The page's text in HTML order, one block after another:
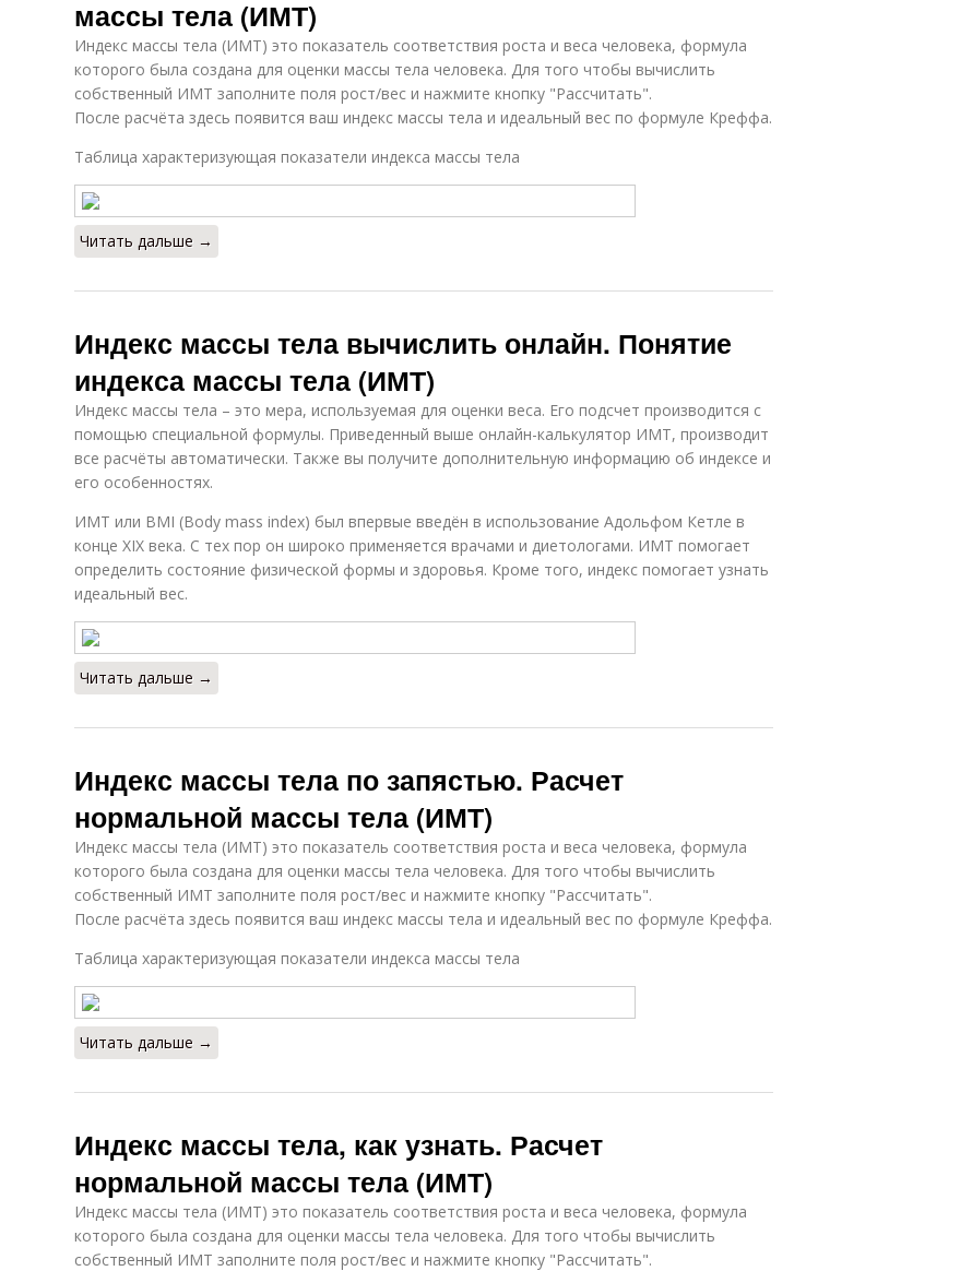
массы тела (ИМТ)
Индекс массы тела (ИМТ) это показатель соответствия роста и веса человека, формула
которого была создана для оценки массы тела человека. Для того чтобы вычислить
собственный ИМТ заполните поля рост/вес и нажмите кнопку "Рассчитать".
После расчёта здесь появится ваш индекс массы тела и идеальный вес по формуле Креффа.
Таблица характеризующая показатели индекса массы тела
Читать дальше →
Индекс массы тела вычислить онлайн. Понятие
индекса массы тела (ИМТ)
Индекс массы тела – это мера, используемая для оценки веса. Его подсчет производится с
помощью специальной формулы. Приведенный выше онлайн-калькулятор ИМТ, производит
все расчёты автоматически. Также вы получите дополнительную информацию об индексе и
его особенностях.
ИМТ или BMI (Body mass index) был впервые введён в использование Адольфом Кетле в
конце XIX века. С тех пор он широко применяется врачами и диетологами. ИМТ помогает
определить состояние физической формы и здоровья. Кроме того, индекс помогает узнать
идеальный вес.
Читать дальше →
Индекс массы тела по запястью. Расчет
нормальной массы тела (ИМТ)
Индекс массы тела (ИМТ) это показатель соответствия роста и веса человека, формула
которого была создана для оценки массы тела человека. Для того чтобы вычислить
собственный ИМТ заполните поля рост/вес и нажмите кнопку "Рассчитать".
После расчёта здесь появится ваш индекс массы тела и идеальный вес по формуле Креффа.
Таблица характеризующая показатели индекса массы тела
Читать дальше →
Индекс массы тела, как узнать. Расчет
нормальной массы тела (ИМТ)
Индекс массы тела (ИМТ) это показатель соответствия роста и веса человека, формула
которого была создана для оценки массы тела человека. Для того чтобы вычислить
собственный ИМТ заполните поля рост/вес и нажмите кнопку "Рассчитать".